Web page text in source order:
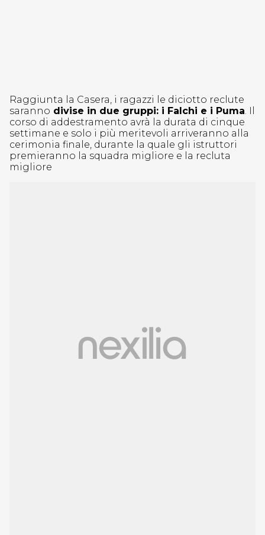
Raggiunta la Casera, i ragazzi le diciotto reclute
saranno divise in due gruppi: i Falchi e i Puma. Il
corso di addestramento avrà la durata di cinque
settimane e solo i più meritevoli arriveranno alla
cerimonia finale, durante la quale gli istruttori
premieranno la squadra migliore e la recluta
migliore